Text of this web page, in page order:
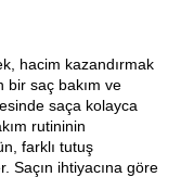
hacim kazandırmak
bir saç bakım ve
saça kolayca
rutininin
farklı tutuş
Saçın ihtiyacına göre